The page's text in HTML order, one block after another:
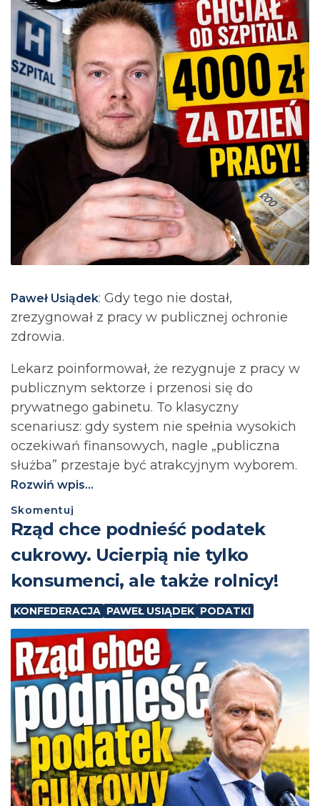
Paweł Usiądek: Gdy tego nie dostał,
zrezygnował z pracy w publicznej ochronie
zdrowia.
Lekarz poinformował, że rezygnuje z pracy w
publicznym sektorze i przenosi się do
prywatnego gabinetu. To klasyczny
scenariusz: gdy system nie spełnia wysokich
oczekiwań finansowych, nagle „publiczna
służba” przestaje być atrakcyjnym wyborem.
Rozwiń wpis...
Skomentuj
⁨Rząd chce podnieść podatek
cukrowy. Ucierpią nie tylko
konsumenci, ale także rolnicy!
KONFEDERACJA PAWEŁ USIĄDEK PODATKI